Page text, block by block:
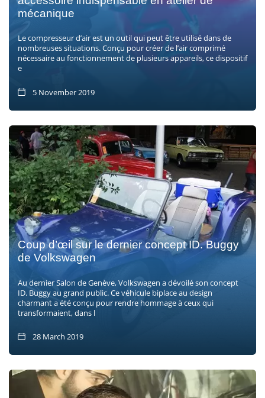
mécanique
Le compresseur d’air est un outil qui peut être utilisé dans de
nombreuses situations. Conçu pour créer de l’air comprimé
nécessaire au fonctionnement de plusieurs appareils, ce dispositif
e
5 November 2019
Coup d’œil sur le dernier concept ID. Buggy
de Volkswagen
Au dernier Salon de Genève, Volkswagen a dévoilé son concept
ID. Buggy au grand public. Ce véhicule biplace au design
charmant a été conçu pour rendre hommage à ceux qui
transformaient, dans l
28 March 2019